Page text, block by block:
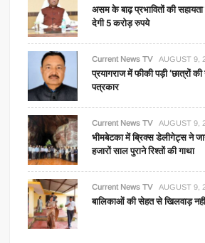
असम के बाढ़ प्रभावितों की
देगी 5 करोड़ रुपये
Current News TV AUGUST 9,
प्रयागराज में फीकी पड़ी ‘छात्रों
पत्रकार
Current News TV AUGUST 9,
भीमबेटका में ब्रिक्स डेलीगेट्स ने
हजारों साल पुराने रिश्तों की गाथा
Current News TV AUGUST 9,
बालिकाओं की सेहत से खिलवाड़